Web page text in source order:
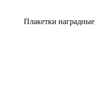
Плакетки наградные